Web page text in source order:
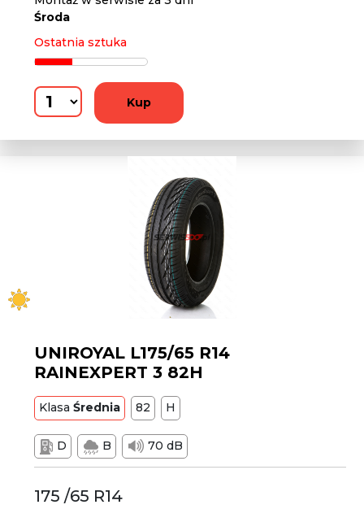
Środa
Ostatnia sztuka
Kup
UNIROYAL L175/65 R14
RAINEXPERT 3 82H
KlasaŚrednia 82 H
D B 70 dB
175 /65 R14